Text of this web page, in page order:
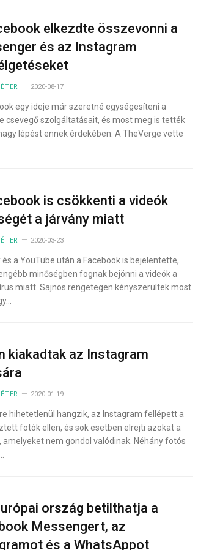
elkezdte összevonni a
és az Instagram
2020-08-17
egy ideje már szeretné egységesíteni a
csevegő szolgáltatásait, és most meg is tették
lépést ennek érdekében. A TheVerge vette
is csökkenti a videók
a járvány miatt
2020-03-23
és a YouTube után a Facebook is bejelentette,
minőségben fognak bejönni a videók a
miatt. Sajnos rengetegen kényszerültek most
kiakadtak az Instagram
2020-01-19
hihetetlenül hangzik, az Instagram fellépett a
fotók ellen, és sok esetben elrejti azokat a
amelyeket nem gondol valódinak. Néhány fotós
ország betilthatja a
Messengert, az
és a WhatsAppot